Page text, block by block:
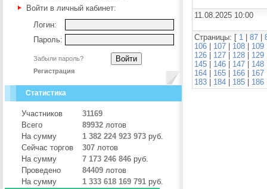
Войти в личный кабинет:
Логин:
Пароль:
Забыли пароль?
Регистрация
Статистика
Участников
31169
Всего
89932 лотов
На сумму
1 382 224 923 973 руб.
Сейчас торгов
307 лотов
На сумму
7 173 246 846 руб.
Проведено
84409 лотов
На сумму
1 333 618 169 791 руб.
11.08.2025 10:00
Страницы: [ 1 87
106
107 108 109
126
127 128 129
145
146 147 148
164
165 166 167
183
184 185 186